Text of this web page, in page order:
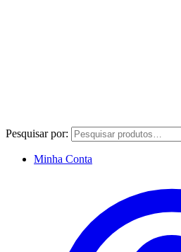
Pesquisar por:
Minha Conta